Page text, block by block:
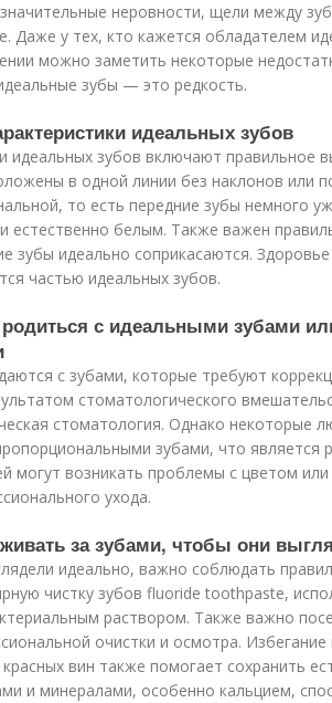
неровности, щели между
Даже у тех, кто кажется обладателем
можно заметить некоторые
зубы — это редкость.
идеальных зубов
идеальных зубов включают правильное
в одной линии без наклонов или
то есть передние зубы немного
белым. Также важен
зубы идеально соприкасаются. Здоровье
частью идеальных зубов.
с идеальными зубами
с зубами, которые требуют
стоматологического
стоматология. Однако некоторые
зубами, что является
могут возникать проблемы с цветом
ухода.
за зубами, чтобы они
идеально, важно соблюдать
чистку зубов fluoride toothpaste,
раствором. Также важно
очистки и осмотра. Избегание
вин также помогает сохранить
и минералами, особенно кальцием,